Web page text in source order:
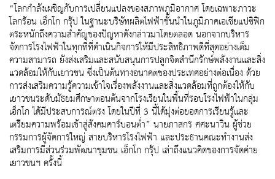
“โลกกำลังเผชิญกับการเปลี่ยนแปลงของสภาพภูมิอากาศ โดยเฉพาะภาวะ
โลกร้อน เอ็กโก กรุ๊ป ในฐานะบริษัทผลิตไฟฟ้าชั้นนำในภูมิภาคเอเชียแปซิฟิก
ตระหนักถึงความสำคัญของปัญหาดังกล่าวมาโดยตลอด นอกจากบริหาร
จัดการโรงไฟฟ้าในทุกที่ที่ดำเนินกิจการให้มีประสิทธิภาพดีที่สุดอย่างเต็ม
ความสามารถ ยังส่งเสริมและสนับสนุนการปลูกจิตสำนึกรักษ์พลังงานและสิ่ง
แวดล้อมให้กับเยาวชน ซึ่งเป็นต้นทางอนาคตของประเทศอย่างต่อเนื่อง ด้วย
การส่งเสริมความรู้ความเข้าใจเรื่องพลังงานและสิ่งแวดล้อมที่ถูกต้องให้กับ
เยาวชนระดับมัธยมศึกษาตอนต้นจากโรงเรียนในพื้นที่รอบโรงไฟฟ้าในกลุ่ม
เอ็กโก ได้มีประสบการณ์ตรง โดยในปีที่ 3 นี้ได้มุ่งต่อยอดการเรียนรู้และ
เตรียมความพร้อมเข้าสู่สังคมคาร์บอนต่ำ” นายภาสกร ศศะนาวิน ผู้ช่วย
กรรมการผู้จัดการใหญ่ สายบริหารโรงไฟฟ้า และประธานคณะทำงานส่ง
เสริมการมีส่วนร่วมพัฒนาชุมชน เอ็กโก กรุ๊ป เล่าถึงแนวคิดของการจัดค่าย
เยาวชนฯ ครั้งนี้